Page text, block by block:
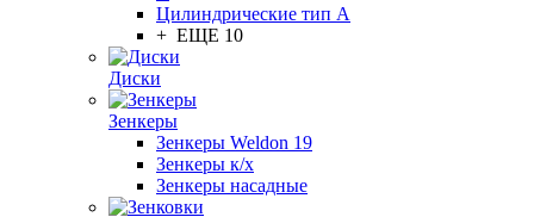
Цилиндрические тип А
+ ЕЩЕ 10
Диски
Зенкеры
Зенкеры Weldon 19
Зенкеры к/х
Зенкеры насадные